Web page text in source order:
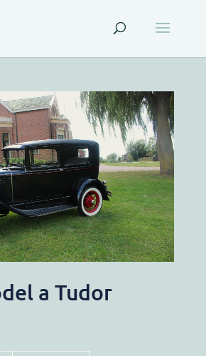
a Tudor